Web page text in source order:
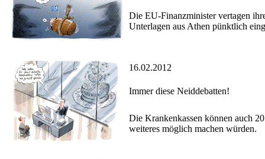
Die EU-Finanzminister vertagen
Unterlagen aus Athen pünktlich
16.02.2012
Immer diese Neiddebatten!
Die Krankenkassen können auch
weiteres möglich machen würden.